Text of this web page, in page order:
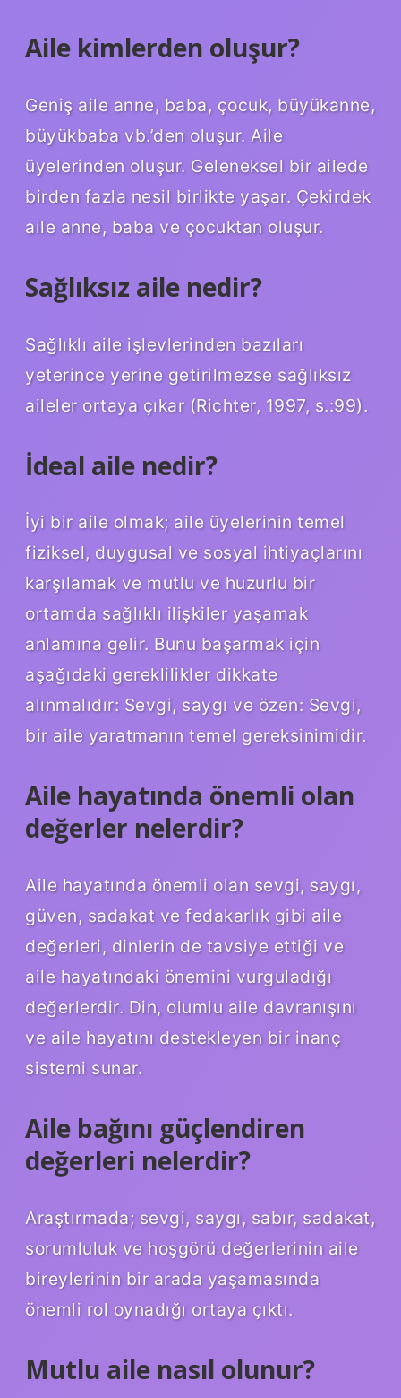
Aile kimlerden oluşur?
Geniş aile anne, baba, çocuk, büyükanne,
büyükbaba vb.’den oluşur. Aile
üyelerinden oluşur. Geleneksel bir ailede
birden fazla nesil birlikte yaşar. Çekirdek
aile anne, baba ve çocuktan oluşur.
Sağlıksız aile nedir?
Sağlıklı aile işlevlerinden bazıları
yeterince yerine getirilmezse sağlıksız
aileler ortaya çıkar (Richter, 1997, s.:99).
İdeal aile nedir?
İyi bir aile olmak; aile üyelerinin temel
fiziksel, duygusal ve sosyal ihtiyaçlarını
karşılamak ve mutlu ve huzurlu bir
ortamda sağlıklı ilişkiler yaşamak
anlamına gelir. Bunu başarmak için
aşağıdaki gereklilikler dikkate
alınmalıdır: Sevgi, saygı ve özen: Sevgi,
bir aile yaratmanın temel gereksinimidir.
Aile hayatında önemli olan
değerler nelerdir?
Aile hayatında önemli olan sevgi, saygı,
güven, sadakat ve fedakarlık gibi aile
değerleri, dinlerin de tavsiye ettiği ve
aile hayatındaki önemini vurguladığı
değerlerdir. Din, olumlu aile davranışını
ve aile hayatını destekleyen bir inanç
sistemi sunar.
Aile bağını güçlendiren
değerleri nelerdir?
Araştırmada; sevgi, saygı, sabır, sadakat,
sorumluluk ve hoşgörü değerlerinin aile
bireylerinin bir arada yaşamasında
önemli rol oynadığı ortaya çıktı.
Mutlu aile nasıl olunur?